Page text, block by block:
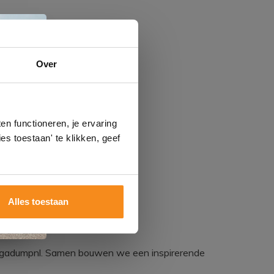
Over
functioneren, je ervaring
toestaan' te klikken, geef
Alles toestaan
Samen bouwen we een inspirerende